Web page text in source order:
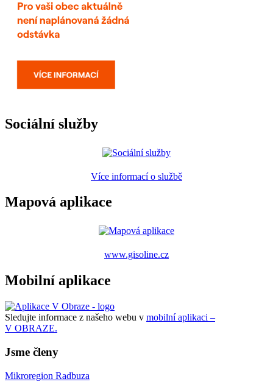
Sociální služby
Více informací o službě
Mapová aplikace
www.gisoline.cz
Mobilní aplikace
Sledujte informace z našeho webu v mobilní aplikaci –
V OBRAZE.
Jsme členy
Mikroregion Radbuza